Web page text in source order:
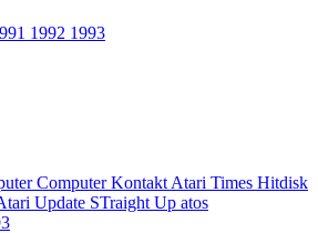
1992 1993
Computer Kontakt Atari Times Hitdisk
Update STraight Up atos